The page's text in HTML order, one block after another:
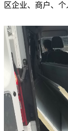
区企业、商户、